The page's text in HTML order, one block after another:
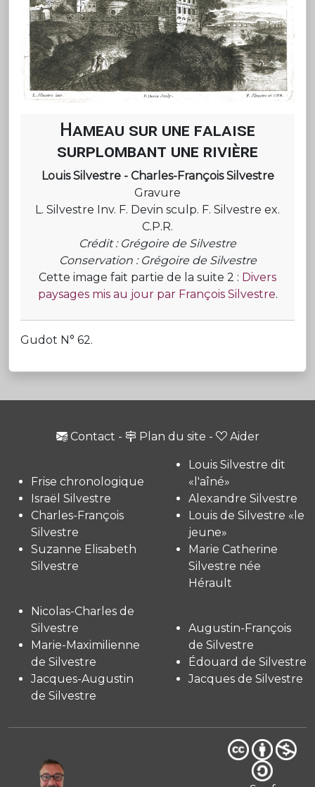
Hameau sur une falaise
surplombant une rivière
Louis Silvestre - Charles-François Silvestre
Gravure
L. Silvestre Inv. F. Devin sculp. F. Silvestre ex.
C.P.R.
Crédit : Grégoire de Silvestre
Conservation : Grégoire de Silvestre
Cette image fait partie de la suite 2 : Divers
paysages mis au jour par François Silvestre.
Gudot N° 62.
Contact - Plan du site - Aider
Frise chronologique
Israël Silvestre
Charles-François
Silvestre
Suzanne Elisabeth
Silvestre
Louis Silvestre dit
«l'aîné»
Alexandre Silvestre
Louis de Silvestre «le
jeune»
Marie Catherine
Silvestre née
Hérault
Nicolas-Charles de
Silvestre
Marie-Maximilienne
de Silvestre
Jacques-Augustin
de Silvestre
Augustin-François
de Silvestre
Édouard de Silvestre
Jacques de Silvestre